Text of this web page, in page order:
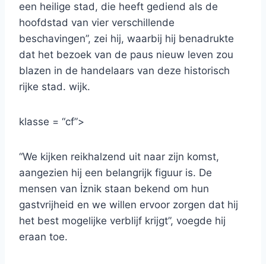
een heilige stad, die heeft gediend als de
hoofdstad van vier verschillende
beschavingen”, zei hij, waarbij hij benadrukte
dat het bezoek van de paus nieuw leven zou
blazen in de handelaars van deze historisch
rijke stad. wijk.
klasse = “cf”>
“We kijken reikhalzend uit naar zijn komst,
aangezien hij een belangrijk figuur is. De
mensen van İznik staan ​​bekend om hun
gastvrijheid en we willen ervoor zorgen dat hij
het best mogelijke verblijf krijgt”, voegde hij
eraan toe.